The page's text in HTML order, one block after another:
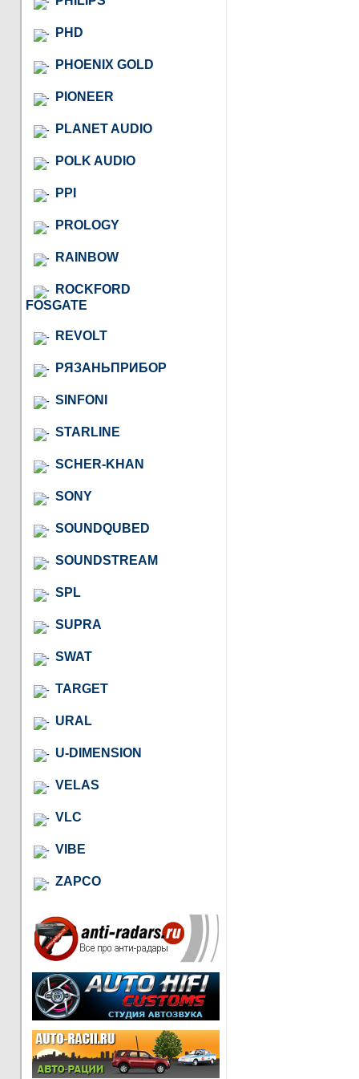
PHD
PHOENIX GOLD
PIONEER
PLANET AUDIO
POLK AUDIO
PPI
PROLOGY
RAINBOW
ROCKFORD
FOSGATE
REVOLT
РЯЗАНЬПРИБОР
SINFONI
STARLINE
SCHER-KHAN
SONY
SOUNDQUBED
SOUNDSTREAM
SPL
SUPRA
SWAT
TARGET
URAL
U-DIMENSION
VELAS
VLC
VIBE
ZAPCO